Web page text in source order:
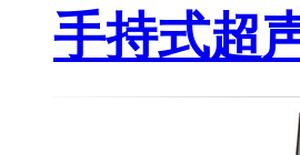
手持式超